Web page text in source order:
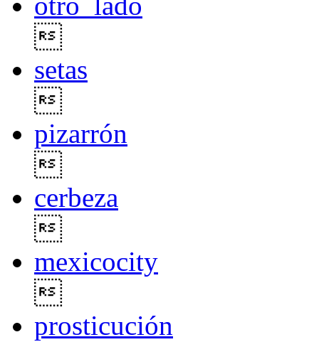
setas
pizarrón
cerbeza
mexicocity
prosticución